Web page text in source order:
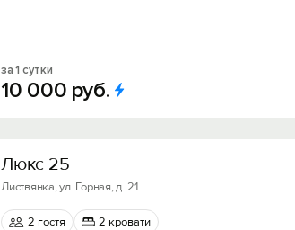
за 1 сутки
10 000 руб.
Люкс 25
Листвянка, ул. Горная, д. 21
2 гостя 2 кровати